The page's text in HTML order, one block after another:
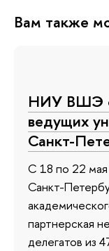
Вам также
НИУ ВШЭ
ведущих
Санкт-
С 18 по 22
Санкт-
партнерская
делегатов из